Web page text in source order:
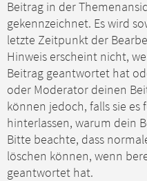
Beitrag in der
gekennzeichnet. Es wird
letzte Zeitpunkt der
Hinweis erscheint nicht,
Beitrag geantwortet hat
oder Moderator deinen
können jedoch, falls sie
hinterlassen, warum dein
Bitte beachte, dass
löschen können, wenn
geantwortet hat.